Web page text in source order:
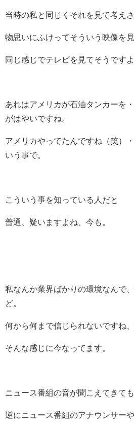
当時の私と同じくそれを見て考え
物思いにふけってそういう映像を
同じ感じでテレビを見てそうですよ
あれはアメリカが石油タンカーを
がはやいですね。
アメリカやってたんですね（笑）
いう事で。
こういう事を知っている人だと
普通、疑いますよね、今も。
私なんか業界ばかりの環境なんで
ど。
何から何まで信じられないですね、
そんな感じに今なってます。
ニュース番組の音が聞こえてきても
逆にニュース番組のアナウンサー